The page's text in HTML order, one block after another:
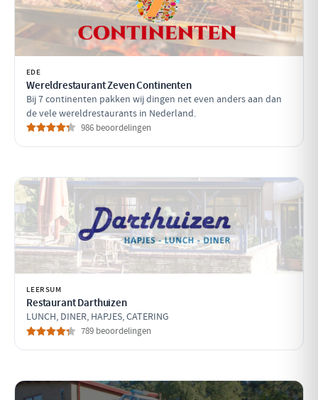
EDE
Wereldrestaurant Zeven Continenten
Bij 7 continenten pakken wij dingen net even anders aan dan
de vele wereldrestaurants in Nederland.
986 beoordelingen
LEERSUM
Restaurant Darthuizen
LUNCH, DINER, HAPJES, CATERING
789 beoordelingen